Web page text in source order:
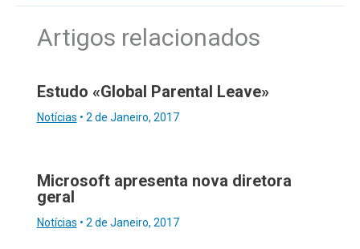
Artigos relacionados
Estudo «Global Parental Leave»
Notícias • 2 de Janeiro, 2017
Microsoft apresenta nova diretora
geral
Notícias • 2 de Janeiro, 2017